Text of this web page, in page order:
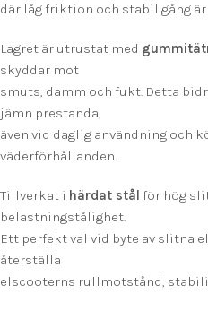
där låg friktion och stabil gång är
Lagret är utrustat med
skyddar mot
smuts, damm och fukt. Detta
jämn prestanda,
även vid daglig användning och
väderförhållanden.
Tillverkat i härdat stål för hög
belastningstålighet.
Ett perfekt val vid byte av slitna
återställa
elscooterns rullmotstånd,